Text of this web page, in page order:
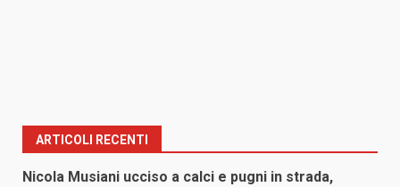
ARTICOLI RECENTI
Nicola Musiani ucciso a calci e pugni in strada,